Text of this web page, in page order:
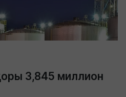
3,845 миллион